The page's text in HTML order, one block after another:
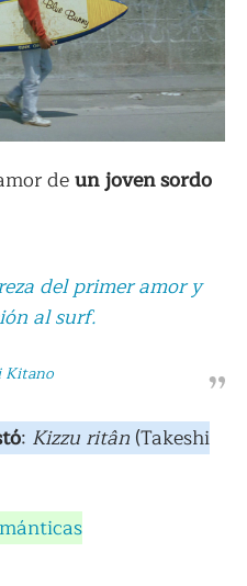
deun joven sordo
del primer amor y
al surf.
Kitano
: Kizzu ritân (Takeshi